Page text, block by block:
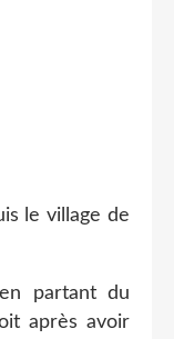
le village de
partant du
après avoir